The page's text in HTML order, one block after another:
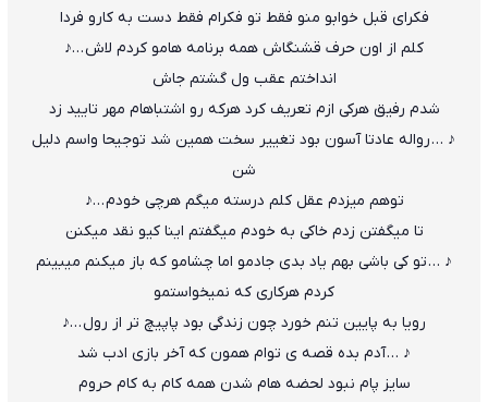
فکرای قبل خوابو منو فقط تو فکرام فقط دست به کارو فردا
کلم از اون حرف قشنگاش همه برنامه هامو کردم لاش …♪
انداختم عقب ول گشتم جاش
شدم رفیق هرکی ازم تعریف کرد هرکه رو اشتباهام مهر تایید زد
♪ … رواله عادتا آسون بود تغییر سخت همین شد توجیحا واسم دلیل
شن
توهم میزدم عقل کلم درسته میگم هرچی خودم …♪
تا میگفتن زدم خاکی به خودم میگفتم اینا کیو نقد میکنن
♪ … تو کی باشی بهم یاد بدی جادمو اما چشامو که باز میکنم میبینم
کردم هرکاری که نمیخواستمو
رویا به پایین تنم خورد چون زندگی بود پاپیچ تر از رول …♪
♪ … آدم بده قصه ی توام همون که آخر بازی ادب شد
سایز پام نبود لحضه هام شدن همه کام به کام حروم